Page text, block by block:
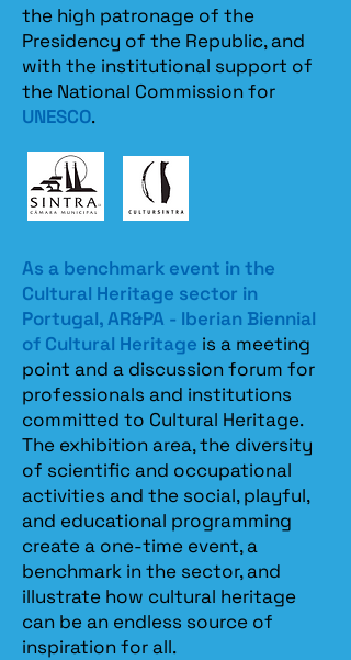
the high patronage of the
Presidency of the Republic, and
with the institutional support of
the National Commission for
UNESCO.
As a benchmark event in the
Cultural Heritage sector in
Portugal, AR&PA - Iberian Biennial
of Cultural Heritage is a meeting
point and a discussion forum for
professionals and institutions
committed to Cultural Heritage.
The exhibition area, the diversity
of scientific and occupational
activities and the social, playful,
and educational programming
create a one-time event, a
benchmark in the sector, and
illustrate how cultural heritage
can be an endless source of
inspiration for all.